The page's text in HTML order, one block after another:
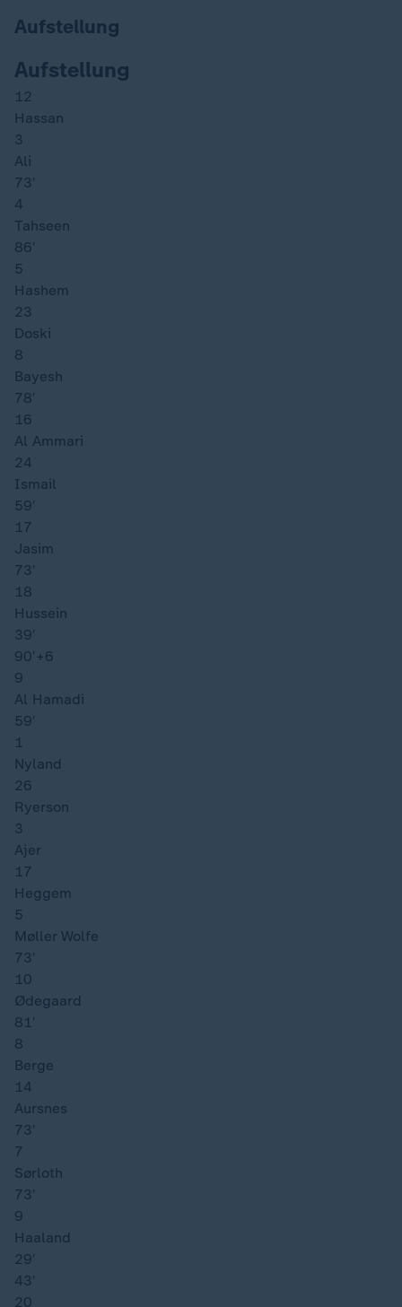
Aufstellung
Aufstellung
12
Hassan
3
Ali
73′
4
Tahseen
86′
5
Hashem
23
Doski
8
Bayesh
78′
16
Al Ammari
24
Ismail
59′
17
Jasim
73′
18
Hussein
39′
90′ +6
9
Al Hamadi
59′
1
Nyland
26
Ryerson
3
Ajer
17
Heggem
5
Møller Wolfe
73′
10
Ødegaard
81′
8
Berge
14
Aursnes
73′
7
Sørloth
73′
9
Haaland
29′
43′
20